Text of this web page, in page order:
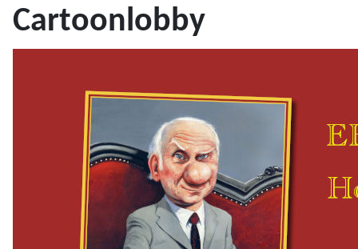
Cartoonlobby